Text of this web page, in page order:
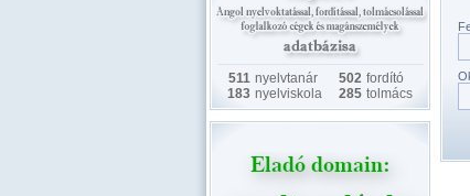
511 nyelvtanár 502 fordító
183 nyelviskola 285 tolmács